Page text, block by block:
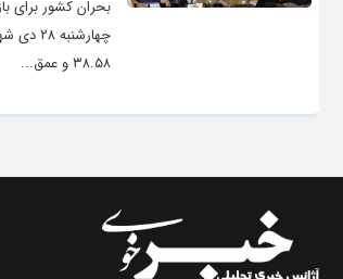
۳۸.۵۸ و عمق...